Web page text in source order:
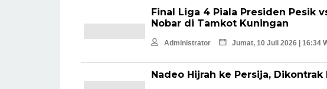
Final Liga 4 Piala Presiden Pesik
Nobar di Tamkot Kuningan
Administrator Jumat, 10 Juli 2026 | 16:34
Nadeo Hijrah ke Persija, Dikontrak